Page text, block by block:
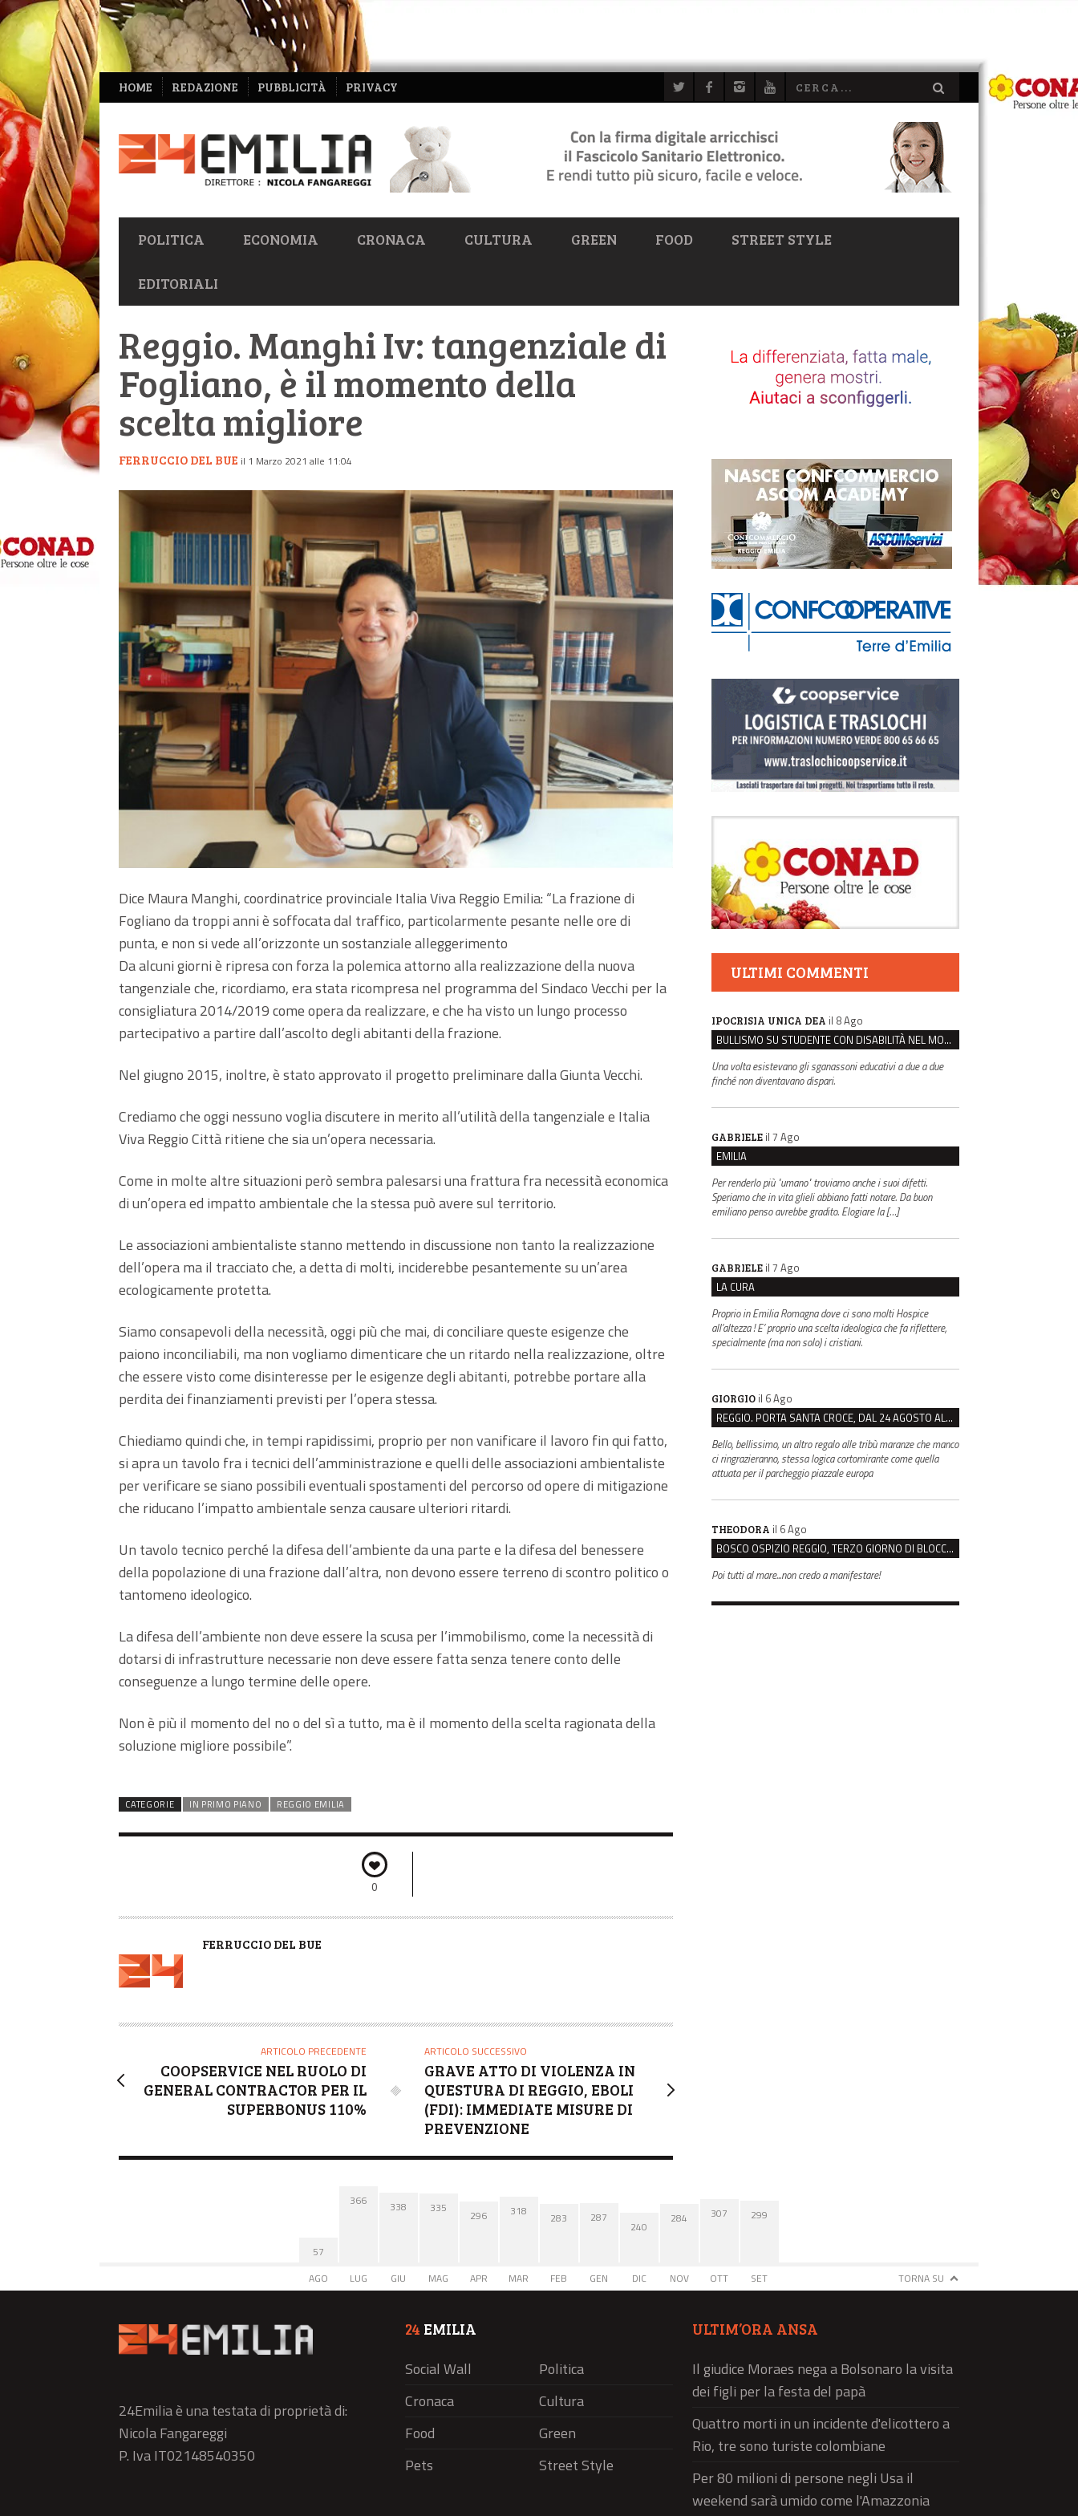
NAVIGAZIONE
SECONDARIA
HOME REDAZIONE PUBBLICITÀ PRIVACY
NAVIGAZIONE
PRIMARIA
POLITICA ECONOMIA CRONACA CULTURA GREEN FOOD STREET STYLE
EDITORIALI
Reggio. Manghi Iv: tangenziale di
Fogliano, è il momento della
scelta migliore
FERRUCCIO DEL BUE il 1 Marzo 2021 alle 11:04
Dice Maura Manghi, coordinatrice provinciale Italia Viva Reggio Emilia: “La frazione di
Fogliano da troppi anni è soffocata dal traffico, particolarmente pesante nelle ore di
punta, e non si vede all’orizzonte un sostanziale alleggerimento
Da alcuni giorni è ripresa con forza la polemica attorno alla realizzazione della nuova
tangenziale che, ricordiamo, era stata ricompresa nel programma del Sindaco Vecchi per la
consigliatura 2014/2019 come opera da realizzare, e che ha visto un lungo processo
partecipativo a partire dall’ascolto degli abitanti della frazione.
Nel giugno 2015, inoltre, è stato approvato il progetto preliminare dalla Giunta Vecchi.
Crediamo che oggi nessuno voglia discutere in merito all’utilità della tangenziale e Italia
Viva Reggio Città ritiene che sia un’opera necessaria.
Come in molte altre situazioni però sembra palesarsi una frattura fra necessità economica
di un’opera ed impatto ambientale che la stessa può avere sul territorio.
Le associazioni ambientaliste stanno mettendo in discussione non tanto la realizzazione
dell’opera ma il tracciato che, a detta di molti, inciderebbe pesantemente su un’area
ecologicamente protetta.
Siamo consapevoli della necessità, oggi più che mai, di conciliare queste esigenze che
paiono inconciliabili, ma non vogliamo dimenticare che un ritardo nella realizzazione, oltre
che essere visto come disinteresse per le esigenze degli abitanti, potrebbe portare alla
perdita dei finanziamenti previsti per l’opera stessa.
Chiediamo quindi che, in tempi rapidissimi, proprio per non vanificare il lavoro fin qui fatto,
si apra un tavolo fra i tecnici dell’amministrazione e quelli delle associazioni ambientaliste
per verificare se siano possibili eventuali spostamenti del percorso od opere di mitigazione
che riducano l’impatto ambientale senza causare ulteriori ritardi.
Un tavolo tecnico perché la difesa dell’ambiente da una parte e la difesa del benessere
della popolazione di una frazione dall’altra, non devono essere terreno di scontro politico o
tantomeno ideologico.
La difesa dell’ambiente non deve essere la scusa per l’immobilismo, come la necessità di
dotarsi di infrastrutture necessarie non deve essere fatta senza tenere conto delle
conseguenze a lungo termine delle opere.
Non è più il momento del no o del sì a tutto, ma è il momento della scelta ragionata della
soluzione migliore possibile”.
CATEGORIE IN PRIMO PIANO REGGIO EMILIA
0
A
R
FERRUCCIO DEL BUE
ARTICOLO PRECEDENTE
COOPSERVICE NEL RUOLO DI
GENERAL CONTRACTOR PER IL
SUPERBONUS 110%
ARTICOLO SUCCESSIVO
GRAVE ATTO DI VIOLENZA IN
QUESTURA DI REGGIO, EBOLI
(FDI): IMMEDIATE MISURE DI
PREVENZIONE
ULTIMI COMMENTI
IPOCRISIA UNICA DEA il 8 Ago
BULLISMO SU STUDENTE CON DISABILITÀ NEL MODENESE, INDAGATI DUE RAGAZZI DI 16 ANNI
Una volta esistevano gli sganassoni educativi a due a due
finché non diventavano dispari.
GABRIELE il 7 Ago
EMILIA
Per renderlo più "umano" troviamo anche i suoi difetti.
Speriamo che in vita glieli abbiano fatti notare. Da buon
emiliano penso avrebbe gradito. Elogiare la […]
GABRIELE il 7 Ago
LA CURA
Proprio in Emilia Romagna dove ci sono molti Hospice
all’altezza ! E’ proprio una scelta ideologica che fa riflettere,
specialmente (ma non solo) i cristiani.
GIORGIO il 6 Ago
REGGIO. PORTA SANTA CROCE, DAL 24 AGOSTO AL VIA IL CANTIERE PER IL NUOVO COLLETTORE FOGNARIO
Bello, bellissimo, un altro regalo alle tribù maranze che manco
ci ringrazieranno, stessa logica cortomirante come quella
attuata per il parcheggio piazzale europa
THEODORA il 6 Ago
BOSCO OSPIZIO REGGIO, TERZO GIORNO DI BLOCCO. IL COMITATO: “PRESIDIO FINO A VENERDÌ”
Poi tutti al mare...non credo a manifestare!
57
AGO
366
LUG
338
GIU
335
MAG
296
APR
318
MAR
283
FEB
287
GEN
240
DIC
284
NOV
307
OTT
299
SET TORNA SU
24Emilia è una testata di proprietà di:
Nicola Fangareggi
P. Iva IT02148540350
24 EMILIA
Social Wall
Politica
Cronaca
Cultura
Food
Green
Pets
Street Style
ULTIM’ORA ANSA
Il giudice Moraes nega a Bolsonaro la visita
dei figli per la festa del papà
Quattro morti in un incidente d'elicottero a
Rio, tre sono turiste colombiane
Per 80 milioni di persone negli Usa il
weekend sarà umido come l'Amazzonia